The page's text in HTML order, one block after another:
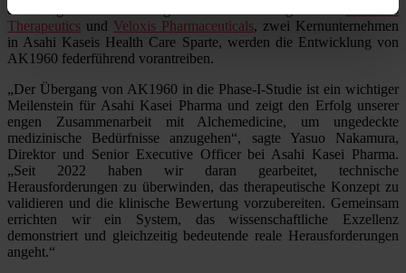
das Programm für den globalen Markt vorgesehen.
Calliditas
Therapeutics und Veloxis Pharmaceuticals, zwei Kernunternehmen
in Asahi Kaseis Health Care Sparte, werden die Entwicklung von
AK1960 federführend vorantreiben.
„Der Übergang von AK1960 in die Phase-I-Studie ist ein wichtiger
Meilenstein für Asahi Kasei Pharma und zeigt den Erfolg unserer
engen Zusammenarbeit mit Alchemedicine, um ungedeckte
medizinische Bedürfnisse anzugehen“, sagte Yasuo Nakamura,
Direktor und Senior Executive Officer bei Asahi Kasei Pharma.
„Seit 2022 haben wir daran gearbeitet, technische
Herausforderungen zu überwinden, das therapeutische Konzept zu
validieren und die klinische Bewertung vorzubereiten. Gemeinsam
errichten wir ein System, das wissenschaftliche Exzellenz
demonstriert und gleichzeitig bedeutende reale Herausforderungen
angeht.“